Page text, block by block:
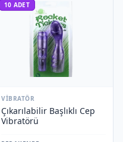
10 ADET
VIBRATÖR
Çıkarılabilir Başlıklı Cep
Vibratörü